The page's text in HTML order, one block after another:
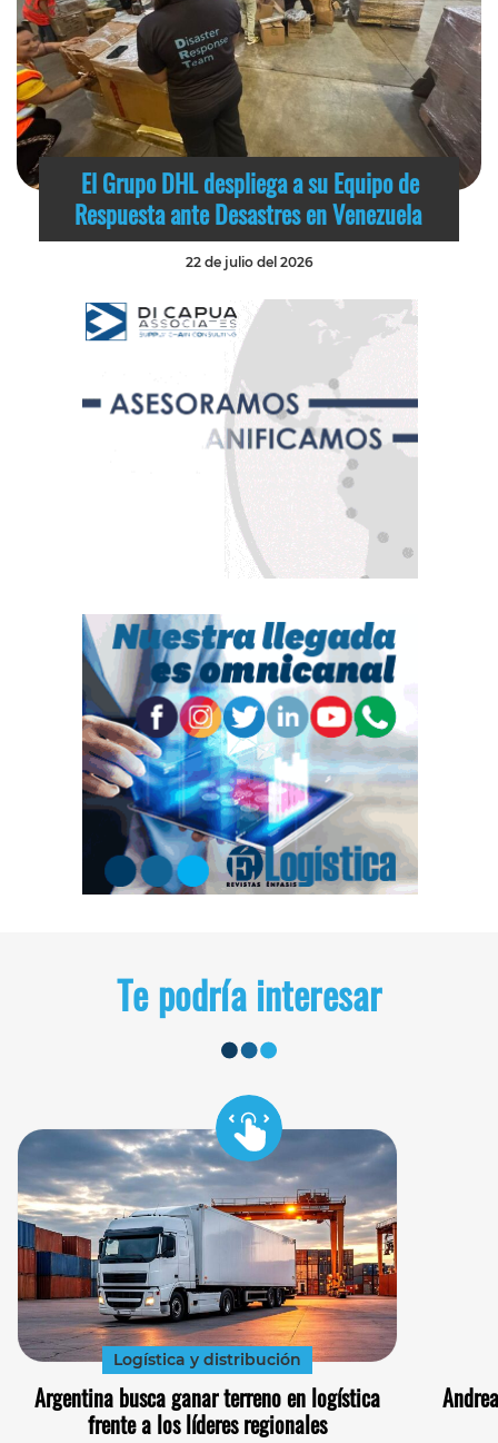
El Grupo DHL despliega a su Equipo de
Respuesta ante Desastres en Venezuela
22 de julio del 2026
Te podría interesar
Logística y distribución
Argentina busca ganar terreno en logística
frente a los líderes regionales